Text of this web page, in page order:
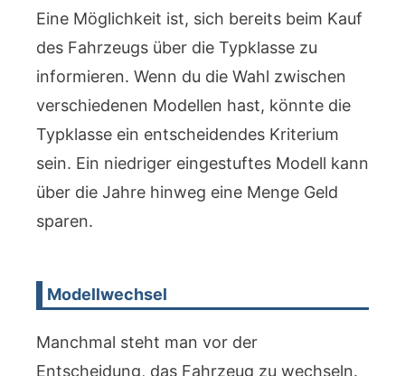
Eine Möglichkeit ist, sich bereits beim Kauf
des Fahrzeugs über die Typklasse zu
informieren. Wenn du die Wahl zwischen
verschiedenen Modellen hast, könnte die
Typklasse ein entscheidendes Kriterium
sein. Ein niedriger eingestuftes Modell kann
über die Jahre hinweg eine Menge Geld
sparen.
Modellwechsel
Manchmal steht man vor der
Entscheidung, das Fahrzeug zu wechseln.